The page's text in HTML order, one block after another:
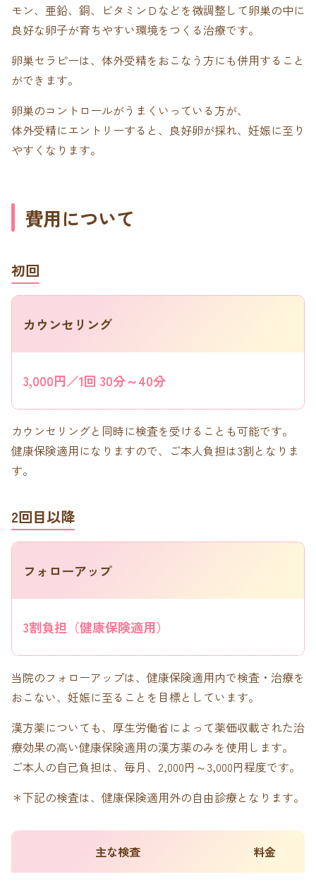
モン、亜鉛、銅、ビタミンＤなどを微調整して卵巣の中に
良好な卵子が育ちやすい環境をつくる治療です。
卵巣セラピーは、体外受精をおこなう方にも併用すること
ができます。
卵巣のコントロールがうまくいっている方が、
体外受精にエントリーすると、良好卵が採れ、妊娠に至り
やすくなります。
費用について
初回
カウンセリング
3,000円／1回 30分～40分
カウンセリングと同時に検査を受けることも可能です。
健康保険適用になりますので、ご本人負担は3割となりま
す。
2回目以降
フォローアップ
3割負担（健康保険適用）
当院のフォローアップは、健康保険適用内で検査・治療を
おこない、妊娠に至ることを目標としています。
漢方薬についても、厚生労働省によって薬価収載された治
療効果の高い健康保険適用の漢方薬のみを使用します。
ご本人の自己負担は、毎月、2,000円～3,000円程度です。
＊下記の検査は、健康保険適用外の自由診療となります。
主な検査 料金